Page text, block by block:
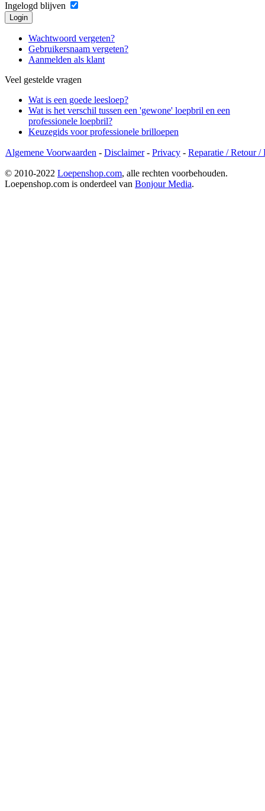
Ingelogd blijven
Wachtwoord vergeten?
Gebruikersnaam vergeten?
Aanmelden als klant
Veel gestelde vragen
Wat is een goede leesloep?
Wat is het verschil tussen een 'gewone' loepbril en een
professionele loepbril?
Keuzegids voor professionele brilloepen
Algemene Voorwaarden - Disclaimer- Privacy - Reparatie / Retour /
© 2010-2022 Loepenshop.com, alle rechten voorbehouden.
Loepenshop.com is onderdeel van Bonjour Media.